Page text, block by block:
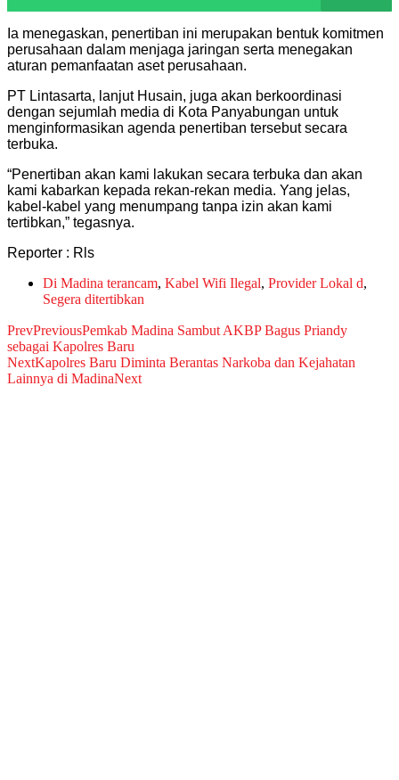
Ia menegaskan, penertiban ini merupakan bentuk komitmen
perusahaan dalam menjaga jaringan serta menegakan
aturan pemanfaatan aset perusahaan.
PT Lintasarta, lanjut Husain, juga akan berkoordinasi
dengan sejumlah media di Kota Panyabungan untuk
menginformasikan agenda penertiban tersebut secara
terbuka.
“Penertiban akan kami lakukan secara terbuka dan akan
kami kabarkan kepada rekan-rekan media. Yang jelas,
kabel-kabel yang menumpang tanpa izin akan kami
tertibkan,” tegasnya.
Reporter : Rls
Di Madina terancam, Kabel Wifi Ilegal, Provider Lokal d,
Segera ditertibkan
PrevPreviousPemkab Madina Sambut AKBP Bagus Priandy
sebagai Kapolres Baru
NextKapolres Baru Diminta Berantas Narkoba dan Kejahatan
Lainnya di MadinaNext